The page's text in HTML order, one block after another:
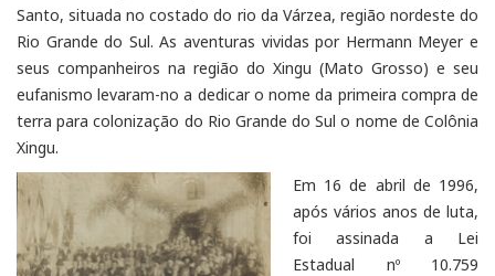
Santo, situada no costado do rio da Várzea, região nordeste do
Rio Grande do Sul. As aventuras vividas por Hermann Meyer e
seus companheiros na região do Xingu (Mato Grosso) e seu
eufanismo levaram-no a dedicar o nome da primeira compra de
terra para colonização do Rio Grande do Sul o nome de Colônia
Xingu.
Em 16 de abril de 1996,
após vários anos de luta,
foi assinada a Lei
Estadual nº 10.759